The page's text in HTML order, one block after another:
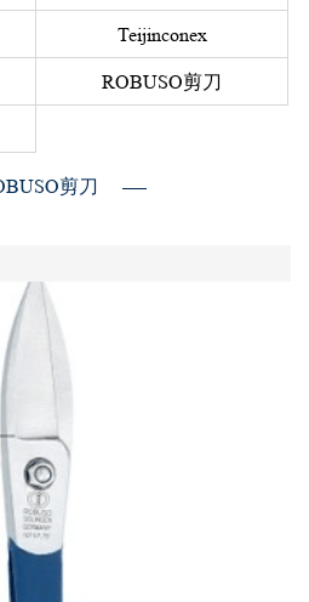
Teijinconex
ROBUSO剪刀
剪刀